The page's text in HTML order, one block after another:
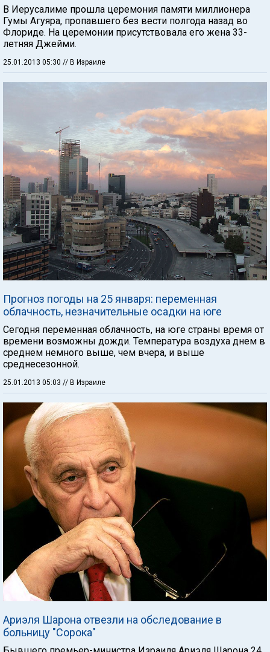
В Иерусалиме прошла церемония памяти миллионера
Гумы Агуяра, пропавшего без вести полгода назад во
Флориде. На церемонии присутствовала его жена 33-
летняя Джейми.
25.01.2013 05:30 // В Израиле
Прогноз погоды на 25 января: переменная
облачность, незначительные осадки на юге
Сегодня переменная облачность, на юге страны время от
времени возможны дожди. Температура воздуха днем в
среднем немного выше, чем вчера, и выше
среднесезонной.
25.01.2013 05:03 // В Израиле
Ариэля Шарона отвезли на обследование в
больницу "Сорока"